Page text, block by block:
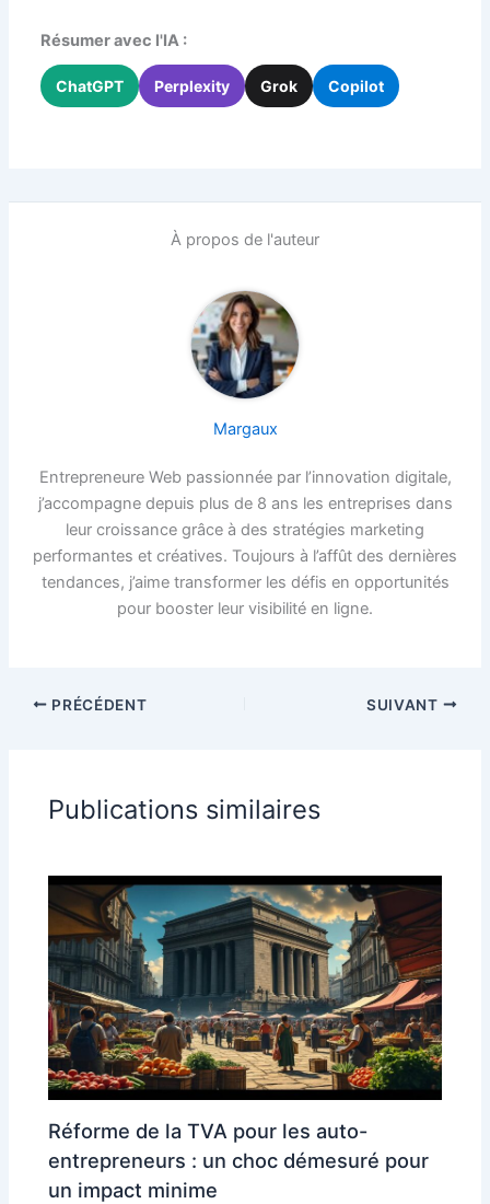
Résumer avec l'IA :
ChatGPT Perplexity Grok Copilot
À propos de l'auteur
Margaux
Entrepreneure Web passionnée par l’innovation digitale,
j’accompagne depuis plus de 8 ans les entreprises dans
leur croissance grâce à des stratégies marketing
performantes et créatives. Toujours à l’affût des dernières
tendances, j’aime transformer les défis en opportunités
pour booster leur visibilité en ligne.
PRÉCÉDENT SUIVANT
Publications similaires
Réforme de la TVA pour les auto-
entrepreneurs : un choc démesuré pour
un impact minime